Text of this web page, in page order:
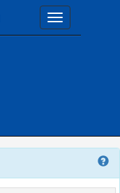
Toggle